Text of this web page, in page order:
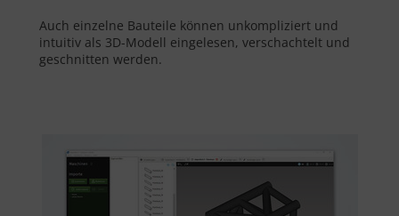
Auch einzelne Bauteile können unkompliziert und
intuitiv als 3D-Modell eingelesen, verschachtelt und
geschnitten werden.